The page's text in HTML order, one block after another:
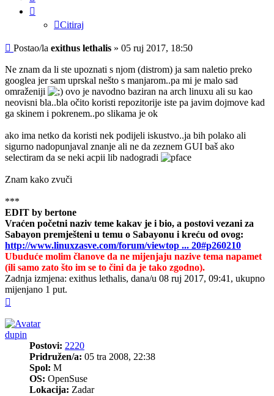
Citiraj
Post
Postao/la exithus lethalis » 05 ruj 2017, 18:50
Ne znam da li ste upoznati s njom (distrom) ja sam naletio preko
googlea jer sam uprskal nešto s manjarom..pa mi je malo sad
omraženiji
ovo je navodno baziran na arch linuxu ali su kao
neovisni bla..bla očito koristi repozitorije iste pa javim dojmove kad
ga skinem i pokrenem..po slikama je ok
ako ima netko da koristi nek podijeli iskustvo..ja bih polako ali
sigurno nadopunjaval znanje ali ne da zeznem GUI baš ako
selectiram da se neki acpii lib nadogradi
Znam kako zvuči
***
EDIT by bertone
Vraćen početni naziv teme kakav je i bio, a postovi vezani za
Sabayon premješteni u temu o Sabayonu i kreću od ovog:
http://www.linuxzasve.com/forum/viewtop ... 20#p260210
Ubuduće molim članove da ne mijenjaju nazive tema napamet
(ili samo zato što im se to čini da je tako zgodno).
Zadnja izmjena: exithus lethalis, dana/u 08 ruj 2017, 09:41, ukupno
mijenjano 1 put.
dupin
Postovi: 2220
Pridružen/a: 05 tra 2008, 22:38
Spol: M
OS: OpenSuse
Lokacija: Zadar